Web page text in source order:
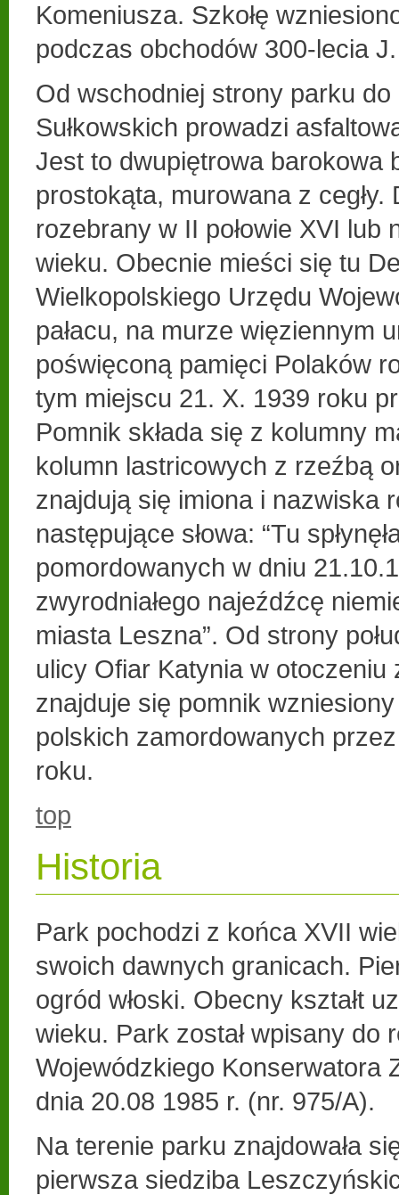
Komeniusza. Szkołę
podczas obchodów 300-lecia
Od wschodniej strony parku do
Sułkowskich prowadzi
Jest to dwupiętrowa barokowa
prostokąta, murowana z cegły.
rozebrany w II połowie XVI lub
wieku. Obecnie mieści się tu
Wielkopolskiego Urzędu
pałacu, na murze więziennym
poświęconą pamięci Polaków
tym miejscu 21. X. 1939 roku
Pomnik składa się z kolumny
kolumn lastricowych z rzeźbą
znajdują się imiona i nazwiska
następujące słowa: “Tu
pomordowanych w dniu
zwyrodniałego najeźdźcę
miasta Leszna”. Od strony
ulicy Ofiar Katynia w otoczeniu
znajduje się pomnik
polskich zamordowanych
roku.
top
Historia
Park pochodzi z końca XVII
swoich dawnych granicach.
ogród włoski. Obecny kształt
wieku. Park został wpisany do
Wojewódzkiego Konserwatora
dnia 20.08 1985 r. (nr. 975/A).
Na terenie parku znajdowała
pierwsza siedziba